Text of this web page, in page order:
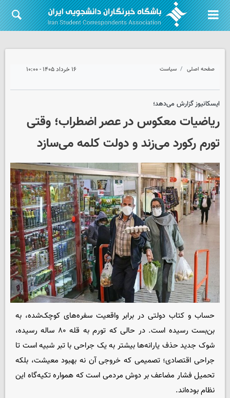
صفحه اصلی سیاست ۱۶ خرداد ۱۴۰۵ - ۱۰:۰۰
ایسکانیوز گزارش می‌دهد؛
ریاضیات معکوس در عصر اضطراب؛ وقتی
تورم رکورد می‌زند و دولت کلمه می‌سازد
حساب و کتاب دولتی در برابر واقعیت سفره‌های کوچک‌شده، به
بن‌بست رسیده است. در حالی که تورم به قله ۸۰ ساله رسیده،
شوک جدید حذف یارانه‌ها بیشتر به یک جراحی با تبر شبیه است تا
جراحی اقتصادی؛ تصمیمی که خروجی آن نه بهبود معیشت، بلکه
تحمیل فشار مضاعف بر دوش مردمی است که همواره تکیه‌گاه این
نظام بوده‌اند.